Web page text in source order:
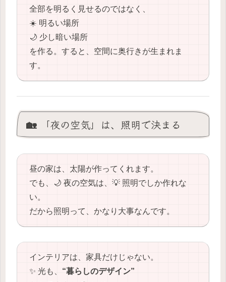
全部を明るく見せるのではなく、
☀️ 明るい場所
🌙 少し暗い場所
を作る。すると、空間に奥行きが生まれま
す。
🏡 「夜の空気」は、照明で決まる
昼の家は、太陽が作ってくれます。
でも、🌙 夜の空気は、💡 照明でしか作れな
い。
だから照明って、かなり大事なんです。
インテリアは、家具だけじゃない。
✨ 光も、 “暮らしのデザイン”